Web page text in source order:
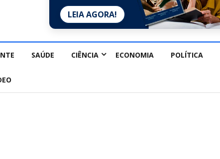
LEIA AGORA!
SAÚDE CIÊNCIA ECONOMIA POLÍTICA